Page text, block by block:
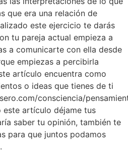
que era una relación de
este ejercicio te darás
tu pareja actual empieza a
a comunicarte con ella desde
empiezas a percibirla
artículo encuentra como
o ideas que tienes de ti
consciencia/
artículo déjame tus
saber tu opinión, también te
para que juntos podamos